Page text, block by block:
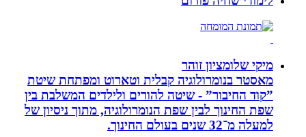
מיקי שלומציון זוהר
מאסטר בנומרולוגיה קבלית וטארוט ומפתחת שיטת
”קוד החיבור” - שיטה להורים ולילדים המשלבת בין
שפת החינוך לבין שפת הנומרולוגיה, מתוך ניסיון של
למעלה מ־32 שנים בעולם החינוך.